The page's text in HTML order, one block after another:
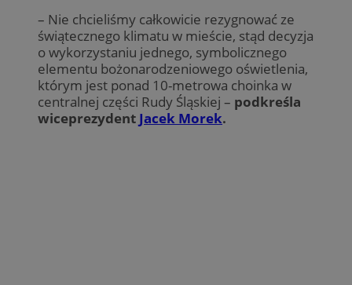
– Nie chcieliśmy całkowicie rezygnować ze
świątecznego klimatu w mieście, stąd decyzja
o wykorzystaniu jednego, symbolicznego
elementu bożonarodzeniowego oświetlenia,
którym jest ponad 10-metrowa choinka w
centralnej części Rudy Śląskiej – podkreśla
wiceprezydent Jacek Morek.